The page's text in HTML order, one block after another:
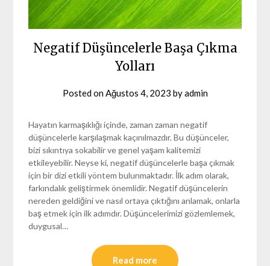
Negatif Düşüncelerle Başa Çıkma
Yolları
Posted onAğustos 4, 2023 byadmin
Hayatın karmaşıklığı içinde, zaman zaman negatif
düşüncelerle karşılaşmak kaçınılmazdır. Bu düşünceler,
bizi sıkıntıya sokabilir ve genel yaşam kalitemizi
etkileyebilir. Neyse ki, negatif düşüncelerle başa çıkmak
için bir dizi etkili yöntem bulunmaktadır. İlk adım olarak,
farkındalık geliştirmek önemlidir. Negatif düşüncelerin
nereden geldiğini ve nasıl ortaya çıktığını anlamak, onlarla
baş etmek için ilk adımdır. Düşüncelerimizi gözlemlemek,
duygusal…
Read more